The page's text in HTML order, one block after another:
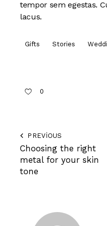
tempor sem egestas.
lacus.
Gifts Stories
0
PREVIOUS
Choosing the right
metal for your skin
tone